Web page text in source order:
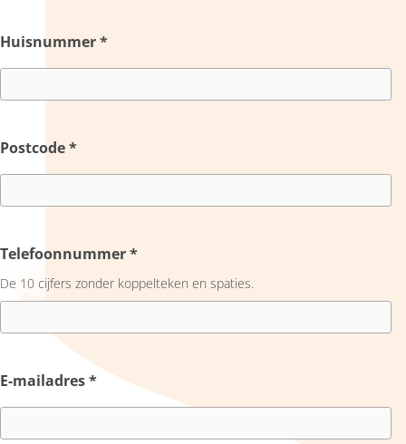
Huisnummer*
Postcode*
Telefoonnummer*
De 10 cijfers zonder koppelteken en spaties.
E-mailadres*